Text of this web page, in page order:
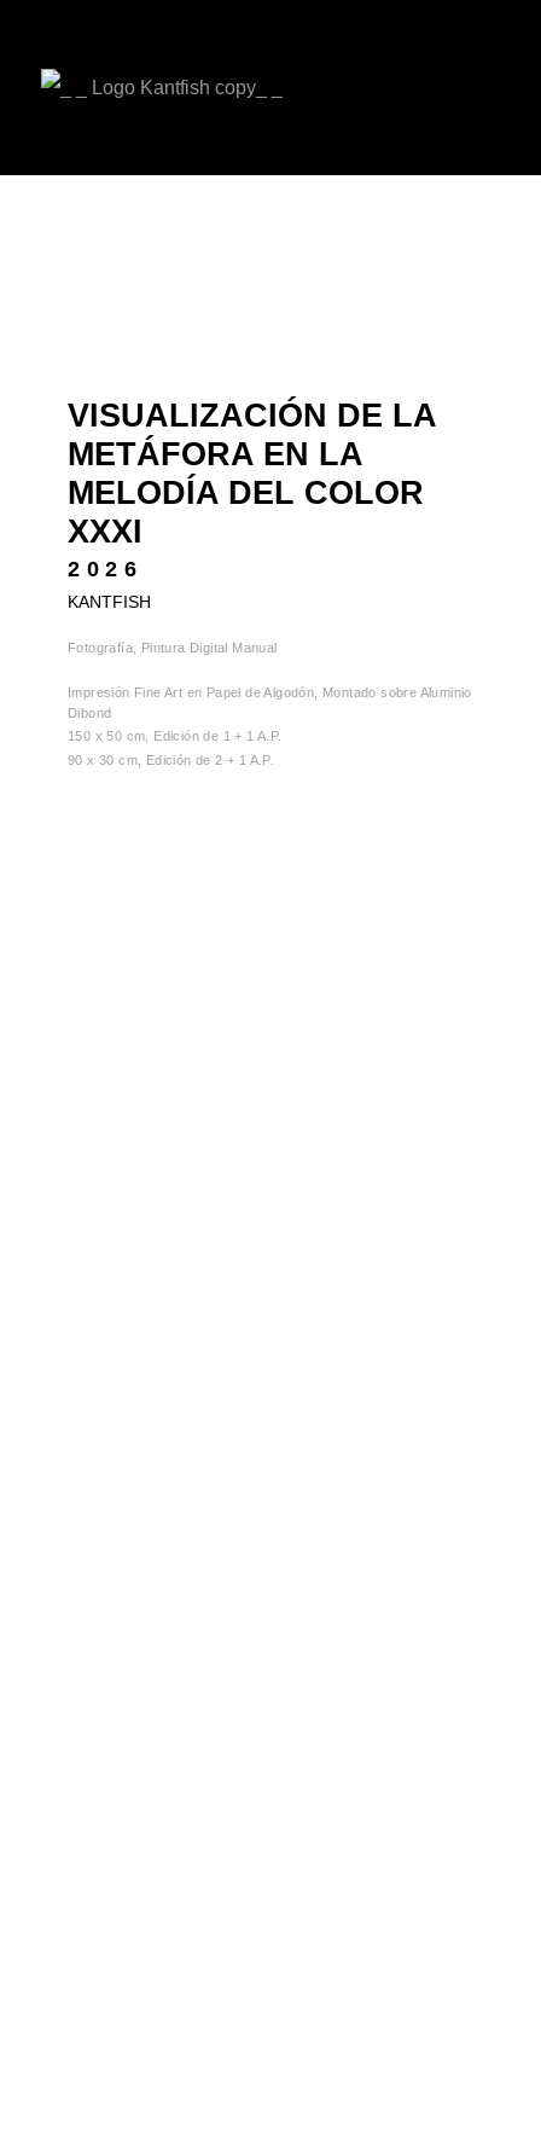
VISUALIZACIÓN DE LA
METÁFORA EN LA
MELODÍA DEL COLOR
XXXI
2026
KANTFISH
Fotografía, Pintura Digital Manual
Impresión Fine Art en Papel de Algodón, Montado sobre Aluminio
Dibond
150 x 50 cm, Edición de 1 + 1 A.P.
90 x 30 cm, Edición de 2 + 1 A.P.